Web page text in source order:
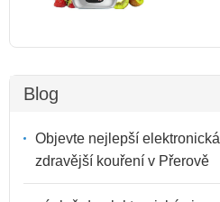
Blog
Objevte nejlepší
zdravější kouření v Přerově